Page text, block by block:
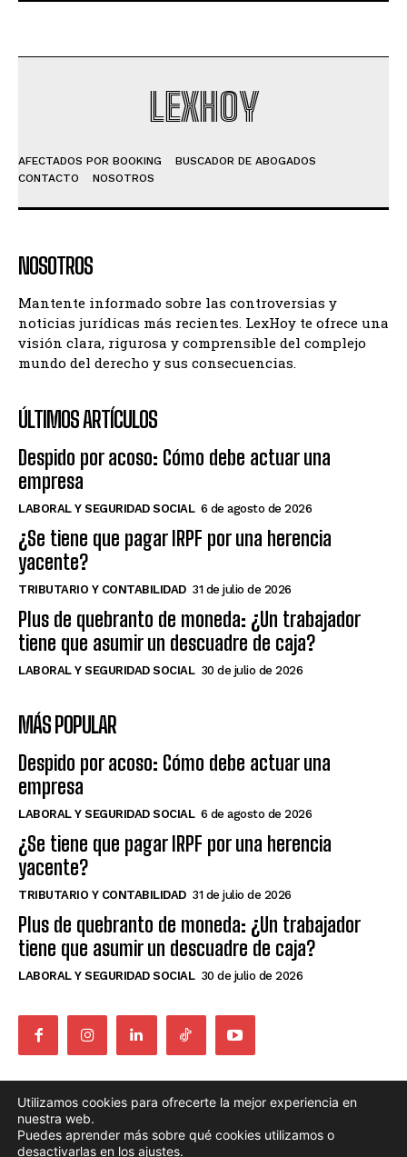
LEXHOY
AFECTADOS POR BOOKING
BUSCADOR DE ABOGADOS
CONTACTO
NOSOTROS
NOSOTROS
Mantente informado sobre las controversias y
noticias jurídicas más recientes. LexHoy te ofrece una
visión clara, rigurosa y comprensible del complejo
mundo del derecho y sus consecuencias.
ÚLTIMOS ARTÍCULOS
Despido por acoso: Cómo debe actuar una
empresa
LABORAL Y SEGURIDAD SOCIAL 6 de agosto de 2026
¿Se tiene que pagar IRPF por una herencia
yacente?
TRIBUTARIO Y CONTABILIDAD 31 de julio de 2026
Plus de quebranto de moneda: ¿Un trabajador
tiene que asumir un descuadre de caja?
LABORAL Y SEGURIDAD SOCIAL 30 de julio de 2026
MÁS POPULAR
Despido por acoso: Cómo debe actuar una
empresa
LABORAL Y SEGURIDAD SOCIAL 6 de agosto de 2026
¿Se tiene que pagar IRPF por una herencia
yacente?
TRIBUTARIO Y CONTABILIDAD 31 de julio de 2026
Plus de quebranto de moneda: ¿Un trabajador
tiene que asumir un descuadre de caja?
LABORAL Y SEGURIDAD SOCIAL 30 de julio de 2026
AVISO LEGAL
POLÍTICA DE COOKIES
Utilizamos cookies para ofrecerte la mejor experiencia en
nuestra web.
Puedes aprender más sobre qué cookies utilizamos o
desactivarlas en los ajustes.